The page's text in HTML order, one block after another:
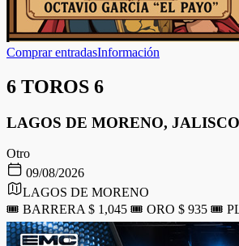
Comprar entradasInformación
6 TOROS 6
LAGOS DE MORENO, JALISCO
Otro
09/08/2026
LAGOS DE MORENO
🎟️ BARRERA $ 1,045 🎟️ ORO $ 935 🎟️